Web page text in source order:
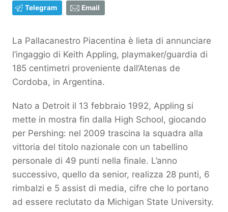
Telegram Email
La Pallacanestro Piacentina è lieta di annunciare
l’ingaggio di Keith Appling, playmaker/guardia di
185 centimetri proveniente dall’Atenas de
Cordoba, in Argentina.
Nato a Detroit il 13 febbraio 1992, Appling si
mette in mostra fin dalla High School, giocando
per Pershing: nel 2009 trascina la squadra alla
vittoria del titolo nazionale con un tabellino
personale di 49 punti nella finale. L’anno
successivo, quello da senior, realizza 28 punti, 6
rimbalzi e 5 assist di media, cifre che lo portano
ad essere reclutato da Michigan State University.